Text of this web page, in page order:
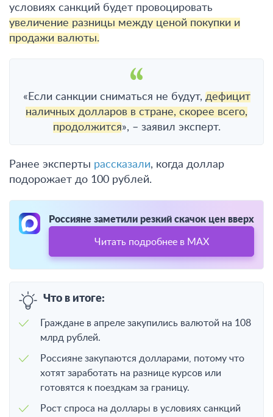
условиях санкций будет провоцировать
увеличение разницы между ценой покупки и
продажи валюты.
«Если санкции сниматься не будут, дефицит
наличных долларов в стране, скорее всего,
продолжится», – заявил эксперт.
Ранее эксперты рассказали, когда доллар
подорожает до 100 рублей.
Россияне заметили резкий скачок цен вверх
Читать подробнее в MAX
Что в итоге:
Граждане в апреле закупились валютой на 108
млрд рублей.
Россияне закупаются долларами, потому что
хотят заработать на разнице курсов или
готовятся к поездкам за границу.
Рост спроса на доллары в условиях санкций